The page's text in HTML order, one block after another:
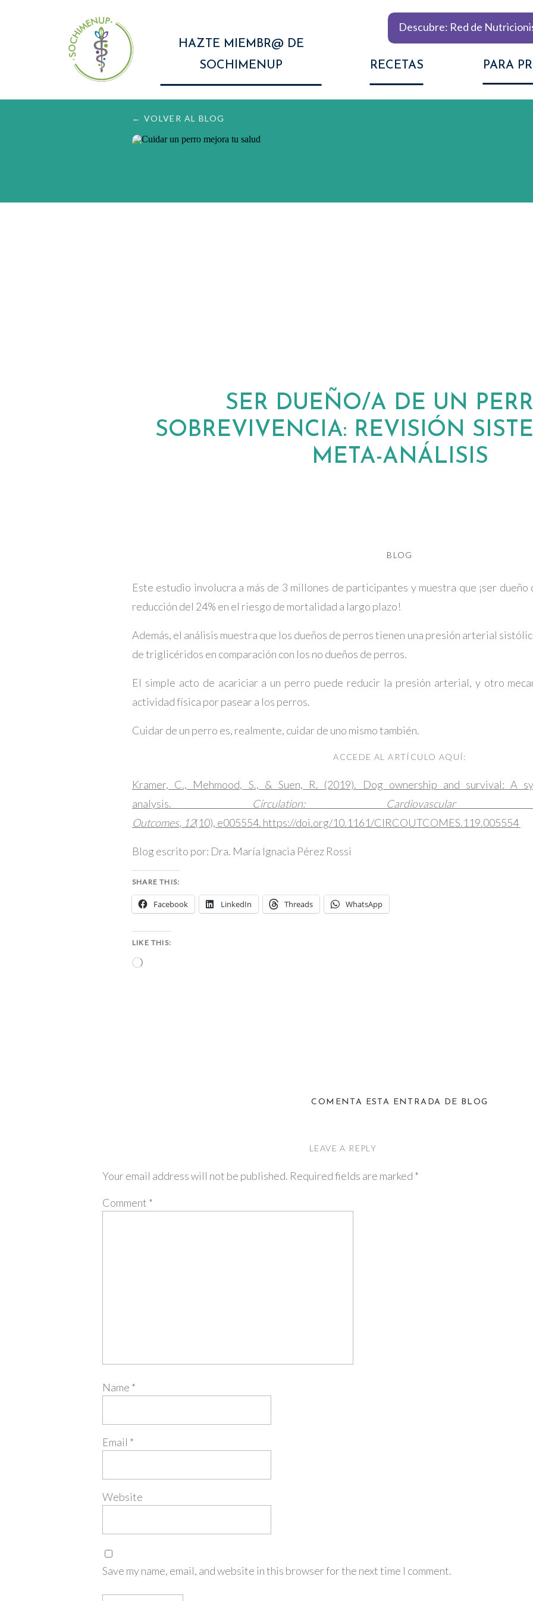
RECETAS PARA
HAZTE MIEMBR@ DE
SOCHIMENUP
Descubre: Red de
← VOLVER AL BLOG
SER DUEÑO/A DE UN
SOBREVIVENCIA: REVISIÓN
META-ANÁLISIS
BLOG
Este estudio involucra a más de 3 millones de participantes y muestra que ¡ser dueño
reducción del 24% en el riesgo de mortalidad a largo plazo!
Además, el análisis muestra que los dueños de perros tienen una presión arterial
de triglicéridos en comparación con los no dueños de perros.
El simple acto de acariciar a un perro puede reducir la presión arterial, y otro
actividad física por pasear a los perros.
Cuidar de un perro es, realmente, cuidar de uno mismo también.
ACCEDE AL ARTÍCULO AQUÍ:
Kramer, C., Mehmood, S., & Suen, R. (2019). Dog ownership and survival: A
analysis.
Circulation:
Outcomes, 12(10), e005554. https://doi.org/10.1161/CIRCOUTCOMES.119.005554
Blog escrito por: Dra. María Ignacia Pérez Rossi
SHARE THIS:
Facebook LinkedIn Threads WhatsApp
LIKE THIS:
Loading…
COMENTA ESTA ENTRADA DE BLOG
LEAVE A REPLY
Your email address will not be published. Required fields are marked *
Comment *
Name *
Email *
Website
Save my name, email, and website in this browser for the next time I comment.